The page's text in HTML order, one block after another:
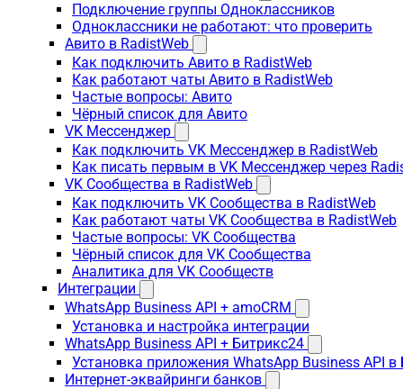
Подключение группы Одноклассников
Одноклассники не работают: что проверить
Авито в RadistWeb
Как подключить Авито в RadistWeb
Как работают чаты Авито в RadistWeb
Частые вопросы: Авито
Чёрный список для Авито
VK Мессенджер
Как подключить VK Мессенджер в RadistWeb
Как писать первым в VK Мессенджер через
VK Сообщества в RadistWeb
Как подключить VK Сообщества в RadistWeb
Как работают чаты VK Сообщества в RadistWeb
Частые вопросы: VK Сообщества
Чёрный список для VK Сообщества
Аналитика для VK Сообществ
Интеграции
WhatsApp Business API + amoCRM
Установка и настройка интеграции
WhatsApp Business API + Битрикс24
Установка приложения WhatsApp Business API
Интернет-эквайринги банков